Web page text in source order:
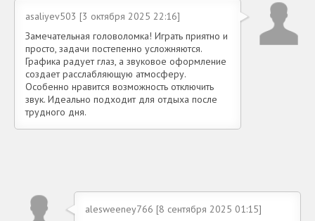
asaliyev503 [3 октября 2025 22:16]
Замечательная головоломка! Играть приятно и
просто, задачи постепенно усложняются.
Графика радует глаз, а звуковое оформление
создает расслабляющую атмосферу.
Особенно нравится возможность отключить
звук. Идеально подходит для отдыха после
трудного дня.
alesweeney766 [8 сентября 2025 01:15]